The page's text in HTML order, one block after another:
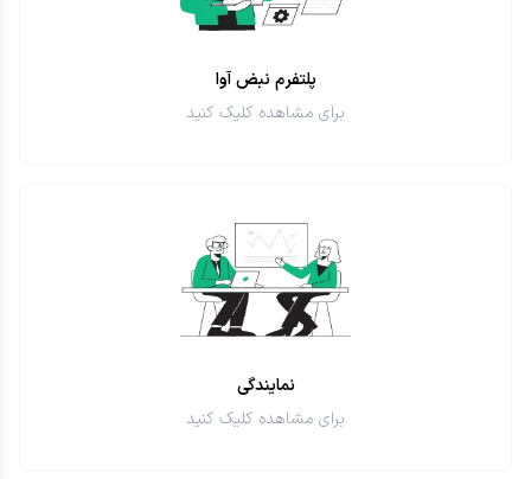
پلتفرم نبض آوا
برای مشاهده کلیک کنید
نمایندگی
برای مشاهده کلیک کنید